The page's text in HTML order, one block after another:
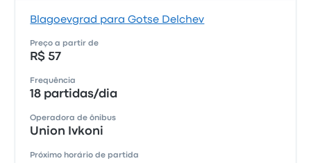
Blagoevgrad para Gotse Delchev
Preço a partir de
R$ 57
Frequência
18 partidas/dia
Operadora de ônibus
Union Ivkoni
Próximo horário de partida